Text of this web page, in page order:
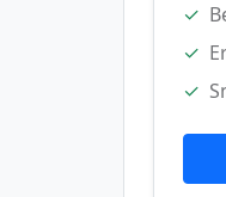
✓
✓
✓